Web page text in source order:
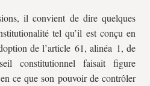
il convient de dire quelques
tel qu’il est conçu en
de l’article 61, alinéa 1, de
constitutionnel faisait figure
ce que son pouvoir de contrôler